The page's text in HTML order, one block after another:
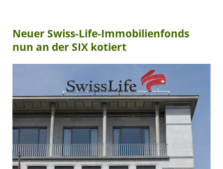
Neuer Swiss-Life-Immobilienfonds
nun an der SIX kotiert